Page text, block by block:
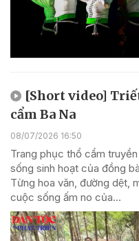
[Short video]
cẩm Ba Na
08/07/2026 16:50
Trang phục thổ cẩm
sống sinh hoạt của đồng
Từng hoa văn, đường dệt,
cuộc sống ấm no của...